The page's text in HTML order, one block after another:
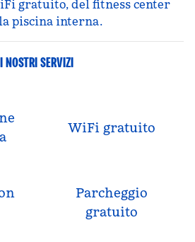
gratuito, del fitness center
piscina interna.
I NOSTRI SERVIZI
WiFi gratuito
Parcheggio
gratuito